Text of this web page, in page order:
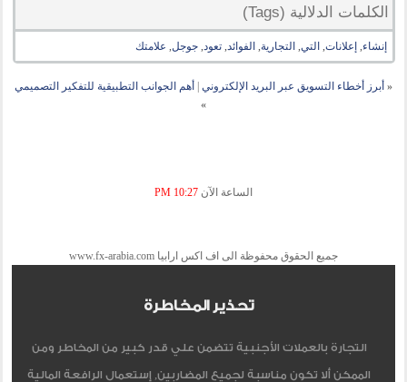
الكلمات الدلالية (Tags)
إنشاء, إعلانات, التي, التجارية, الفوائد,تعود,جوجل, علامتك
« أبرز أخطاء التسويق عبر البريد الإلكتروني
أهم الجوانب التطبيقية للتفكير التصميمي
»
الساعة الآن 10:27 PM
جميع الحقوق محفوظة الى اف اكس ارابيا www.fx-arabia.com
تحذير المخاطرة
التجارة بالعملات الأجنبية تتضمن علي قدر كبير من المخاطر ومن
الممكن ألا تكون مناسبة لجميع المضاربين, إستعمال الرافعة المالية